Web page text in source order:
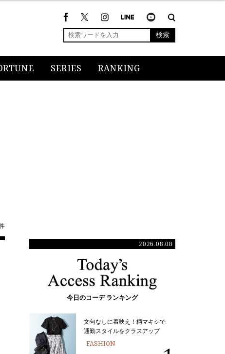
検索
SERIES RANKING
2026.08.08
今日のコーデ ランキング
文句なしに着映え！柄マキシで
通勤スタイルをクラスアップ
FASHION